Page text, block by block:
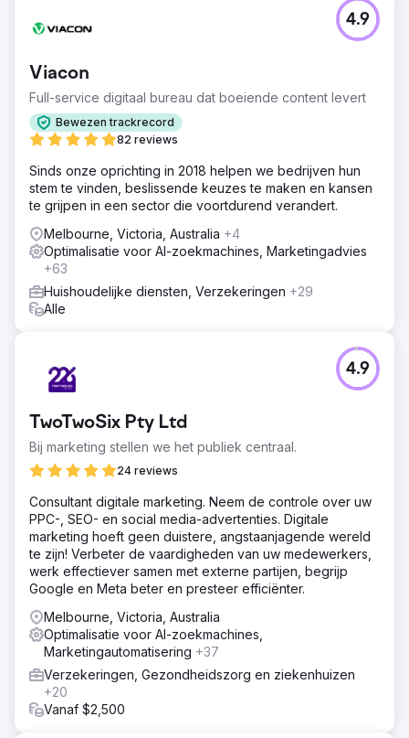
Viacon
Full-service digitaal bureau dat boeiende content levert
Bewezen trackrecord
82 reviews
4.9
Sinds onze oprichting in 2018 helpen we bedrijven hun
stem te vinden, beslissende keuzes te maken en kansen
te grijpen in een sector die voortdurend verandert.
Melbourne, Victoria, Australia +4
Optimalisatie voor AI-zoekmachines, Marketingadvies
+63
Huishoudelijke diensten, Verzekeringen +29
Alle
TwoTwoSix Pty Ltd
Bij marketing stellen we het publiek centraal.
24 reviews
4.9
Consultant digitale marketing. Neem de controle over uw
PPC-, SEO- en social media-advertenties. Digitale
marketing hoeft geen duistere, angstaanjagende wereld
te zijn! Verbeter de vaardigheden van uw medewerkers,
werk effectiever samen met externe partijen, begrijp
Google en Meta beter en presteer efficiënter.
Melbourne, Victoria, Australia
Optimalisatie voor AI-zoekmachines,
Marketingautomatisering +37
Verzekeringen, Gezondheidszorg en ziekenhuizen
+20
Vanaf $2,500